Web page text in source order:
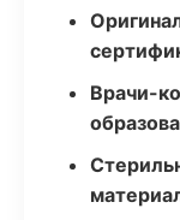
Врачи-